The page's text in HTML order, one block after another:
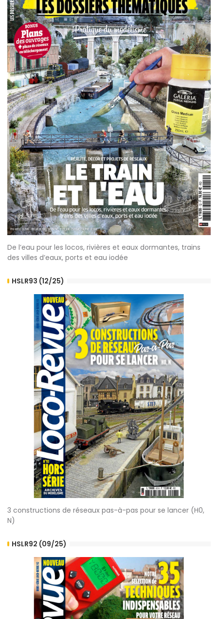
De l’eau pour les locos, rivières et eaux dormantes, trains
des villes d’eaux, ports et eau iodée
HSLR93 (12/25)
3 constructions de réseaux pas-à-pas pour se lancer (H0,
N)
HSLR92 (09/25)